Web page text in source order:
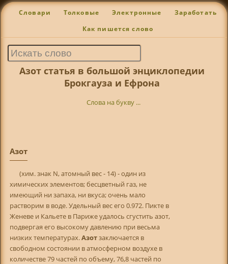
Словари Толковые Электронные Заработать
Как пишется слово
Азот статья в большой энциклопедии
Брокгауза и Ефрона
Слова на букву ...
Азот
(хим. знак N, атомный вес - 14) - один из
химических элементов; бесцветный газ, не
имеющий ни запаха, ни вкуса; очень мало
растворим в воде. Удельный вес его 0.972. Пикте в
Женеве и Кальете в Париже удалось сгустить азот,
подвергая его высокому давлению при весьма
низких температурах.Азотзаключается в
свободном состоянии в атмосферном воздухе в
количестве 79 частей по объему, 76,8 частей по